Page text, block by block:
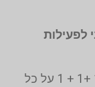
לפעילות
אחד לספורט ואחד ליום יום | 1 +1 + 1 על כל